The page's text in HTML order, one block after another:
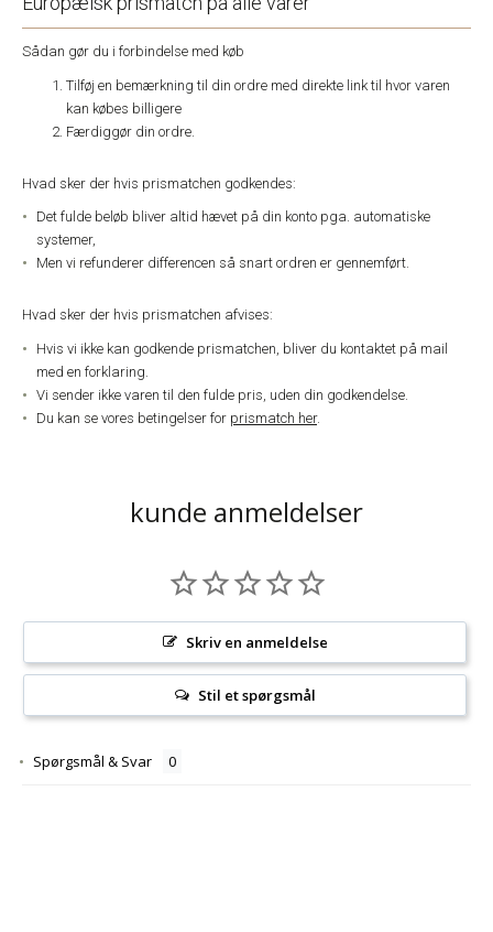
Sådan gør du i forbindelse med køb
Tilføj en bemærkning til din ordre med direkte link til hvor varen
kan købes billigere
Færdiggør din ordre.
Hvad sker der hvis prismatchen godkendes:
Det fulde beløb bliver altid hævet på din konto pga. automatiske
systemer,
Men vi refunderer differencen så snart ordren er gennemført.
Hvad sker der hvis prismatchen afvises:
Hvis vi ikke kan godkende prismatchen, bliver du kontaktet på mail
med en forklaring.
Vi sender ikke varen til den fulde pris, uden din godkendelse.
Du kan se vores betingelser for prismatch her.
kunde anmeldelser
Skriv en anmeldelse
Stil et spørgsmål
Spørgsmål & Svar